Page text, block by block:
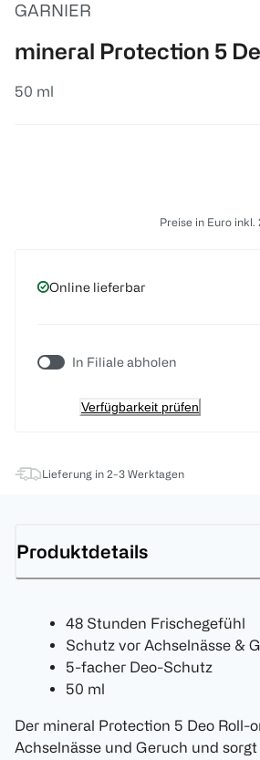
GARNIER
mineral Protection 5
50 ml
Preise in Euro inkl.
Online lieferbar
In Filiale abholen
Verfügbarkeit prüfen
Lieferung in 2-3 Werktagen
Produktdetails
48 Stunden Frischegefühl
Schutz vor Achselnässe &
5-facher Deo-Schutz
50 ml
Der mineral Protection 5 Deo Roll-
Achselnässe und Geruch und